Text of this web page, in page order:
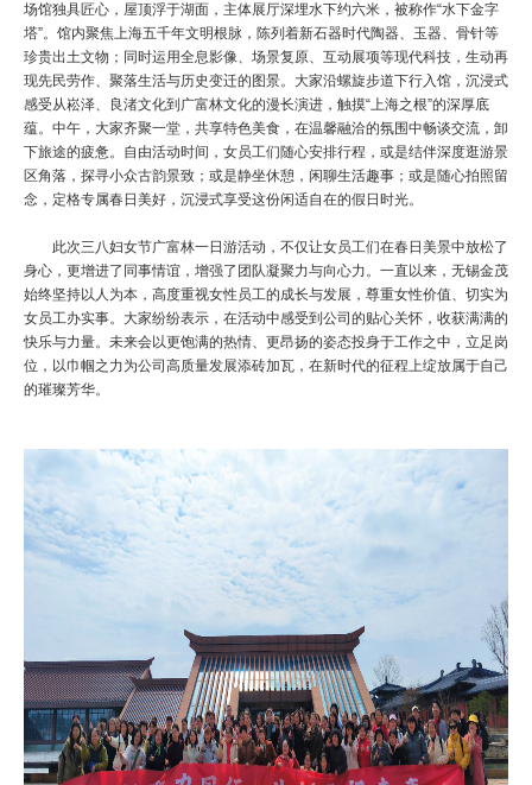
场馆独具匠心，屋顶浮于湖面，主体展厅深埋水下约六米，被称作“水下金字
塔”。馆内聚焦上海五千年文明根脉，陈列着新石器时代陶器、玉器、骨针等
珍贵出土文物；同时运用全息影像、场景复原、互动展项等现代科技，生动再
现先民劳作、聚落生活与历史变迁的图景。大家沿螺旋步道下行入馆，沉浸式
感受从崧泽、良渚文化到广富林文化的漫长演进，触摸“上海之根”的深厚底
蕴。中午，大家齐聚一堂，共享特色美食，在温馨融洽的氛围中畅谈交流，卸
下旅途的疲惫。自由活动时间，女员工们随心安排行程，或是结伴深度逛游景
区角落，探寻小众古韵景致；或是静坐休憩，闲聊生活趣事；或是随心拍照留
念，定格专属春日美好，沉浸式享受这份闲适自在的假日时光。
此次三八妇女节广富林一日游活动，不仅让女员工们在春日美景中放松了
身心，更增进了同事情谊，增强了团队凝聚力与向心力。一直以来，无锡金茂
始终坚持以人为本，高度重视女性员工的成长与发展，尊重女性价值、切实为
女员工办实事。大家纷纷表示，在活动中感受到公司的贴心关怀，收获满满的
快乐与力量。未来会以更饱满的热情、更昂扬的姿态投身于工作之中，立足岗
位，以巾帼之力为公司高质量发展添砖加瓦，在新时代的征程上绽放属于自己
的璀璨芳华。